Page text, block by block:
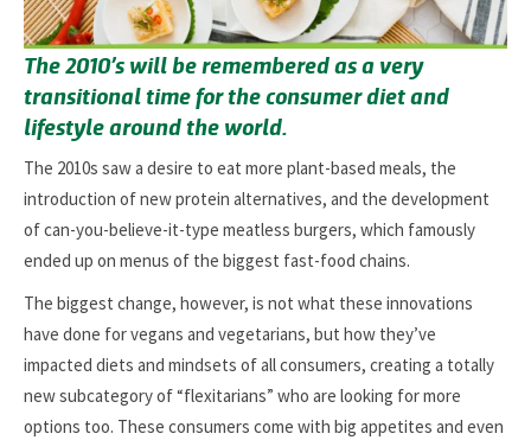
The 2010’s will be remembered as a very
transitional time for the consumer diet and
lifestyle around the world.
The 2010s saw a desire to eat more plant-based meals, the
introduction of new protein alternatives, and the development
of can-you-believe-it-type meatless burgers, which famously
ended up on menus of the biggest fast-food chains.
The biggest change, however, is not what these innovations
have done for vegans and vegetarians, but how they’ve
impacted diets and mindsets of all consumers, creating a totally
new subcategory of “flexitarians” who are looking for more
options too. These consumers come with big appetites and even